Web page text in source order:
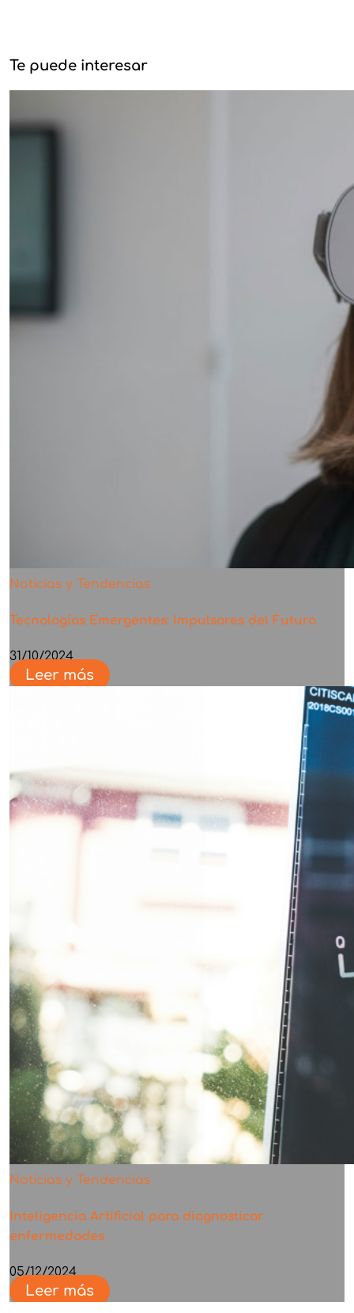
Te puede interesar
Noticias y Tendencias
Tecnologías Emergentes: Impulsores del Futuro
31/10/2024
Leer más
Noticias y Tendencias
Inteligencia Artificial para diagnosticar
enfermedades
05/12/2024
Leer más